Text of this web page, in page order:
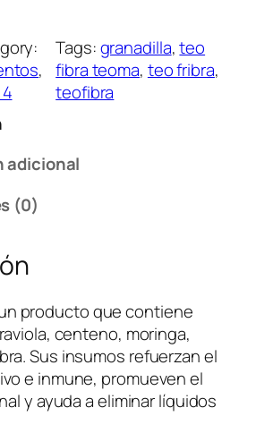
Tags:granadilla, teo
fibra teoma, teo fribra
teofibra
adicional
(0)
producto que contiene
centeno, moringa,
Sus insumos refuerzan el
e inmune, promueven el
y ayuda a eliminar líquidos